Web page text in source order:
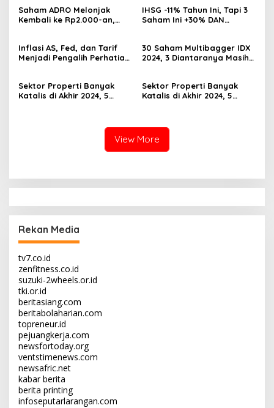
Saham ADRO Melonjak
Kembali ke Rp2.000-an,
IHSG -11% Tahun Ini, Tapi 3
Saham Ini +30% DAN
Inflasi AS, Fed, dan Tarif
Menjadi Pengalih Perhatian
30 Saham Multibagger IDX
2024, 3 Diantaranya Masih
Sektor Properti Banyak
Katalis di Akhir 2024, 5
Sektor Properti Banyak
Katalis di Akhir 2024, 5
View More
Rekan Media
tv7.co.id
zenfitness.co.id
suzuki-2wheels.or.id
tki.or.id
beritasiang.com
beritabolaharian.com
topreneur.id
pejuangkerja.com
newsfortoday.org
ventstimenews.com
newsafric.net
kabar berita
berita printing
infoseputarlarangan.com